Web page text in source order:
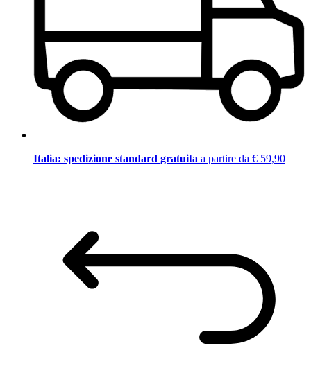
Italia: spedizione standard gratuita a partire da € 59,90